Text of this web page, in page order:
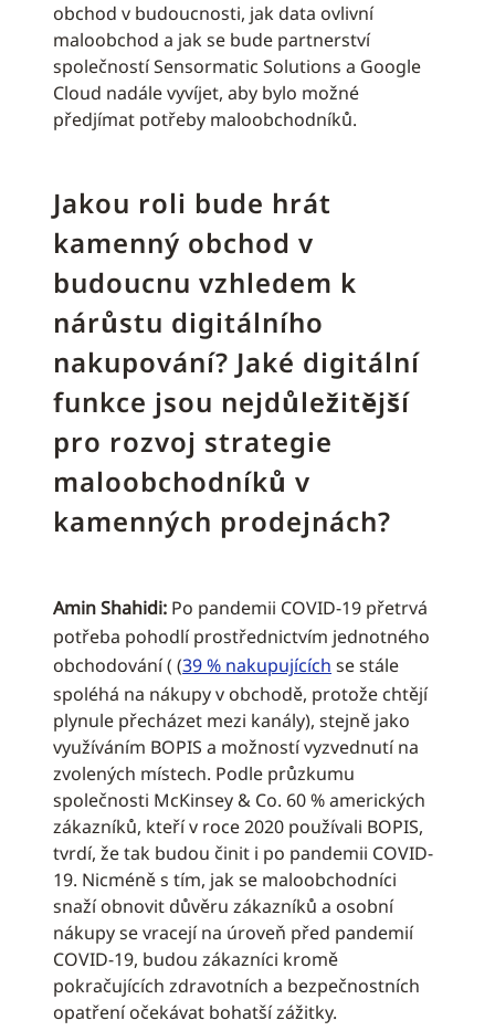
obchod v budoucnosti, jak data ovlivní
maloobchod a jak se bude partnerství
společností Sensormatic Solutions a Google
Cloud nadále vyvíjet, aby bylo možné
předjímat potřeby maloobchodníků.
Jakou roli bude hrát
kamenný obchod v
budoucnu vzhledem k
nárůstu digitálního
nakupování? Jaké digitální
funkce jsou nejdůležitější
pro rozvoj strategie
maloobchodníků v
kamenných prodejnách?
Amin Shahidi: Po pandemii COVID-19 přetrvá
potřeba pohodlí prostřednictvím jednotného
obchodování ( (39 % nakupujících se stále
spoléhá na nákupy v obchodě, protože chtějí
plynule přecházet mezi kanály), stejně jako
využíváním BOPIS a možností vyzvednutí na
zvolených místech. Podle průzkumu
společnosti McKinsey & Co. 60 % amerických
zákazníků, kteří v roce 2020 používali BOPIS,
tvrdí, že tak budou činit i po pandemii COVID-
19. Nicméně s tím, jak se maloobchodníci
snaží obnovit důvěru zákazníků a osobní
nákupy se vracejí na úroveň před pandemií
COVID-19, budou zákazníci kromě
pokračujících zdravotních a bezpečnostních
opatření očekávat bohatší zážitky.